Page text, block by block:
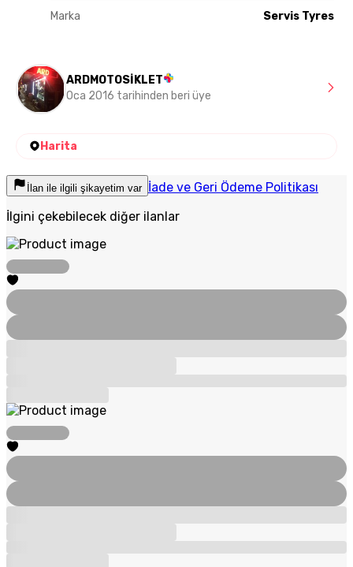
Marka Servis Tyres
ARDMOTOSİKLET
Oca 2016 tarihinden beri üye
Harita
İlan ile ilgili şikayetim var İade ve Geri Ödeme Politikası
İlgini çekebilecek diğer ilanlar